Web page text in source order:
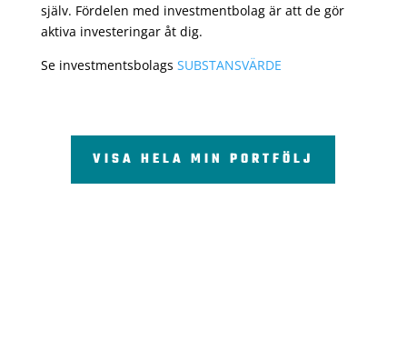
själv. Fördelen med investmentbolag är att de gör
aktiva investeringar åt dig.
Se investmentsbolags SUBSTANSVÄRDE
VISA HELA MIN PORTFÖLJ